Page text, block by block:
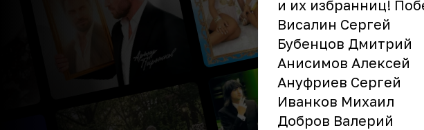
и их избранниц!
Висалин Сергей
Бубенцов Дмитрий
Анисимов Алексей
Ануфриев Сергей
Иванков Михаил
Добров Валерий